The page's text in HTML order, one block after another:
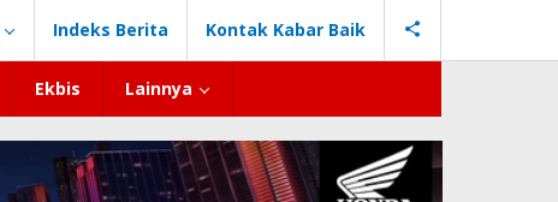
Indeks Berita Kontak Kabar Baik
Ekbis Lainnya